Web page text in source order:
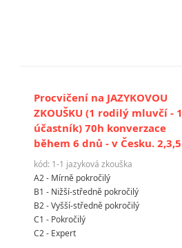
Procvičení na JAZYKOVOU
ZKOUŠKU (1 rodilý mluvčí - 1
účastník) 70h konverzace
během 6 dnů - v Česku. 2,3,5
kód: 1-1 jazyková zkouška
A2 - Mírně pokročilý
B1 - Nižší-středně pokročilý
B2 - Vyšší-středně pokročilý
C1 - Pokročilý
C2 - Expert